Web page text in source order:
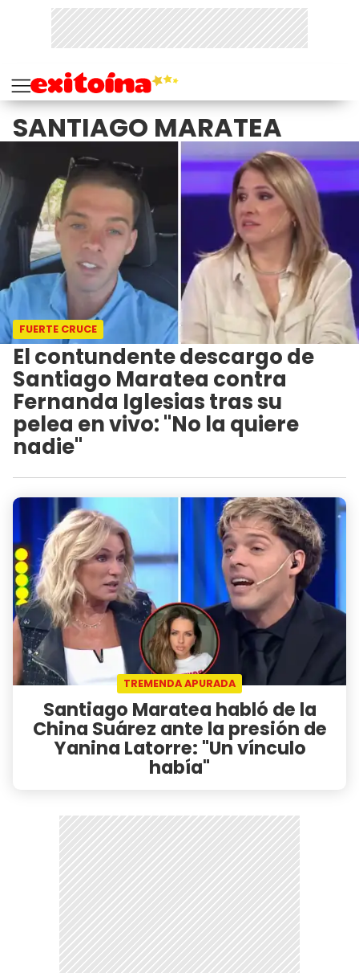
SANTIAGO MARATEA
FUERTE CRUCE
El contundente descargo de
Santiago Maratea contra
Fernanda Iglesias tras su
pelea en vivo: "No la quiere
nadie"
TREMENDA APURADA
Santiago Maratea habló de la
China Suárez ante la presión de
Yanina Latorre: "Un vínculo
había"